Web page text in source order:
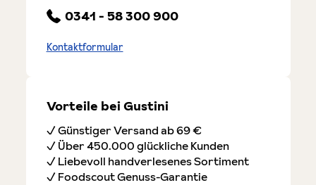
0341 - 58 300 900
Kontaktformular
Vorteile bei Gustini
✓ Günstiger Versand ab 69 €
✓ Über 450.000 glückliche Kunden
✓ Liebevoll handverlesenes Sortiment
✓ Foodscout Genuss-Garantie